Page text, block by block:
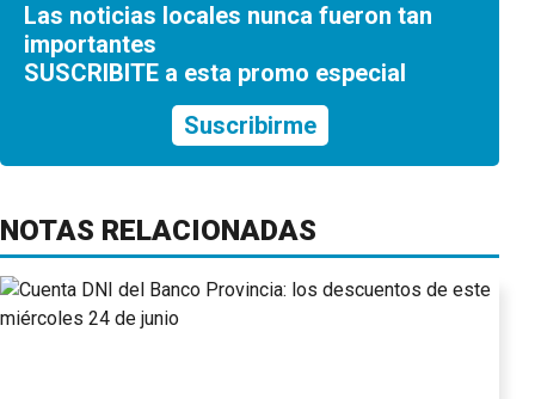
Las noticias locales nunca fueron tan
importantes
SUSCRIBITE a esta promo especial
Suscribirme
NOTAS RELACIONADAS